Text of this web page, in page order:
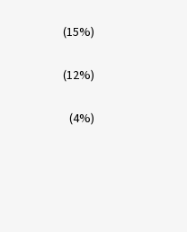
(15%)
(12%)
(4%)